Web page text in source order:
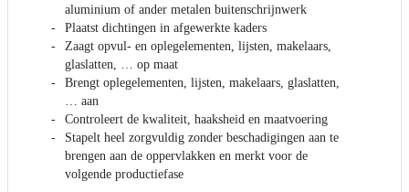
aluminium of ander metalen buitenschrijnwerk
Plaatst dichtingen in afgewerkte kaders
Zaagt opvul- en oplegelementen, lijsten, makelaars,
glaslatten, … op maat
Brengt oplegelementen, lijsten, makelaars, glaslatten,
… aan
Controleert de kwaliteit, haaksheid en maatvoering
Stapelt heel zorgvuldig zonder beschadigingen aan te
brengen aan de oppervlakken en merkt voor de
volgende productiefase